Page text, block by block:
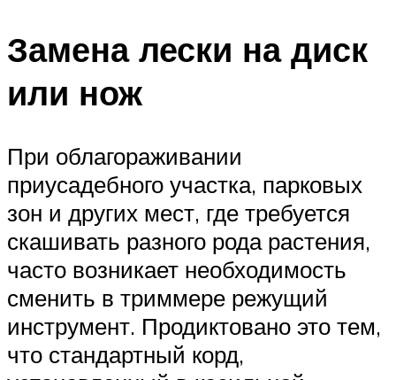
Замена лески на диск
или нож
При облагораживании
приусадебного участка, парковых
зон и других мест, где требуется
скашивать разного рода растения,
часто возникает необходимость
сменить в триммере режущий
инструмент. Продиктовано это тем,
что стандартный корд,